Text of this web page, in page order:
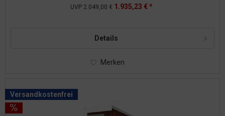
UVP 2.049,00 € 1.935,23 € *
Details
Merken
Versandkostenfrei